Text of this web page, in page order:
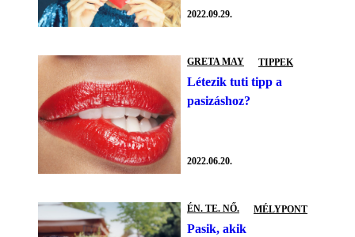
2022.09.29.
GRETA MAY TIPPEK
Létezik tuti tipp a
pasizáshoz?
2022.06.20.
ÉN. TE. NŐ. MÉLYPONT
Pasik, akik